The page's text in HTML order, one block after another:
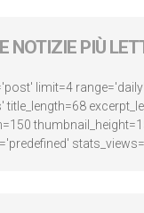
NOTIZIE PIÙ
limit=4 range='daily'
title_length=68